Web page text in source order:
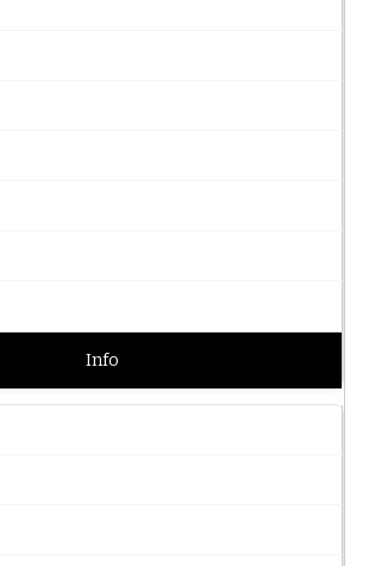
Info